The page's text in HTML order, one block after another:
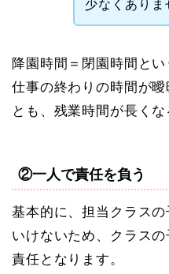
少なくありま
降園時間＝閉園時間と
仕事の終わりの時間が
とも、残業時間が長く
②一人で責任を負う
基本的に、担当クラスの
いけないため、クラス
責任となります。